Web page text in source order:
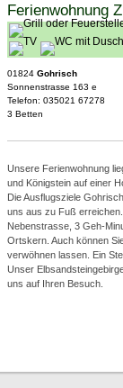
Ferienwohnung
01824 Gohrisch
Sonnenstrasse 163 e
Telefon: 035021 67278
3 Betten
Unsere Ferienwohnung
und Königstein auf einer
Die Ausflugsziele
uns aus zu Fuß
Nebenstrasse, 3 Geh-
Ortskern. Auch können
verwöhnen lassen. Ein
Unser
uns auf Ihren Besuch.